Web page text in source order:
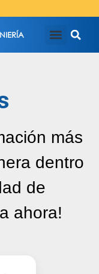
más
dentro
de
ahora!